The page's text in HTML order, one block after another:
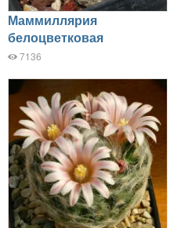
Маммиллярия
белоцветковая
7136